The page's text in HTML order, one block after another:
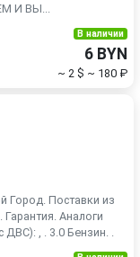
И ВЫ...
В наличии
6 BYN
~ 2 $ ~ 180 ₽
Город. Поставки из
Аналоги
ДВС): , . 3.0 Бензин. .